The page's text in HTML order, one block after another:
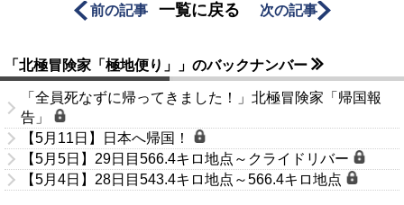
前の記事 一覧に戻る 次の記事
「北極冒険家「極地便り」」のバックナンバー
「全員死なずに帰ってきました！」北極冒険家「帰国報
告」
【5月11日】日本へ帰国！
【5月5日】29日目566.4キロ地点～クライドリバー
【5月4日】28日目543.4キロ地点～566.4キロ地点